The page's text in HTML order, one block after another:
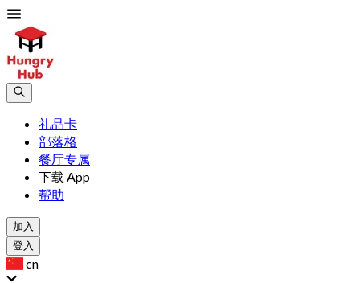
礼品卡
部落格
餐厅专属
下载 App
帮助
加入
登入
cn